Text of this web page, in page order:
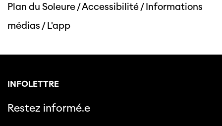
Plan du Soleure/Accessibilité/Informations
médias /L'app
INFOLETTRE
Restez informé.e